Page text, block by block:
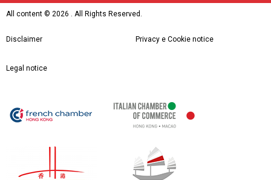
All content © 2026 . All Rights Reserved.
Disclaimer Privacy e Cookie notice
Legal notice